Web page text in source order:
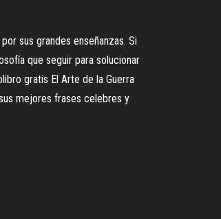
sus grandes enseñanzas. Si
que seguir para solucionar
gratis El Arte de la Guerra
mejores frases celebres y